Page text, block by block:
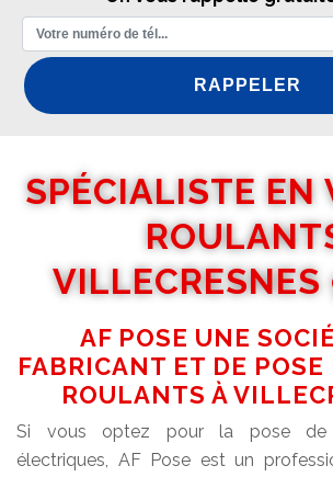
SPÉCIALISTE EN
AF POSE UNE
FABRICANT ET DE POSE
ROULANTS À
Si vous optez pour la pose de
électriques, AF Pose est un